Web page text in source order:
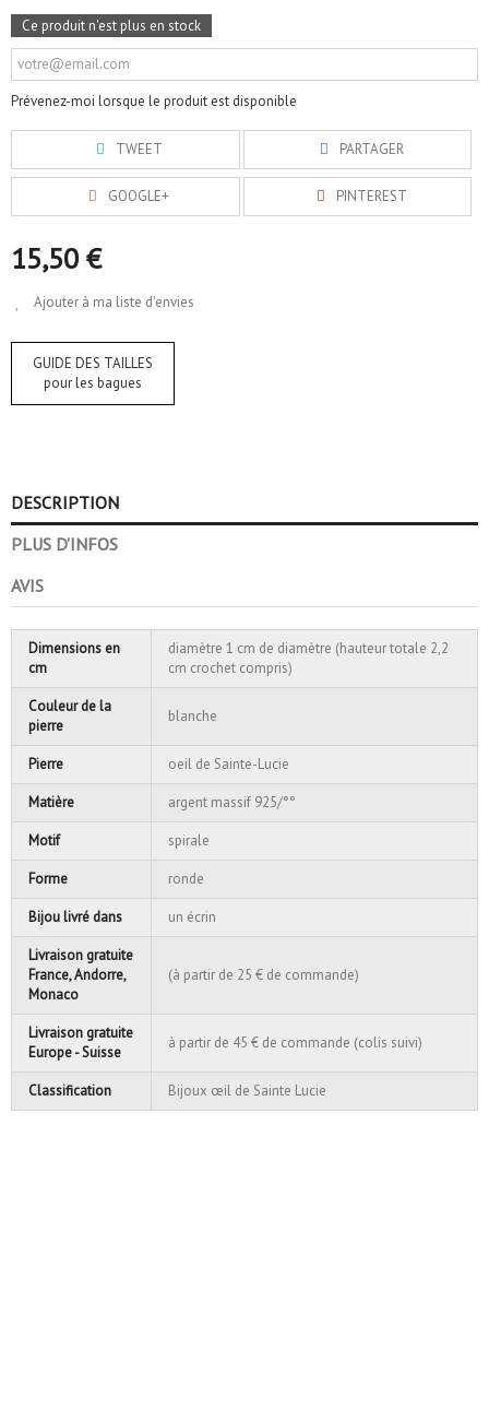
Ce produit n'est plus en stock
Prévenez-moi lorsque le produit est disponible
TWEET PARTAGER
GOOGLE+ PINTEREST
15,50 €
Ajouter à ma liste d'envies
GUIDE DES TAILLES
pour les bagues
DESCRIPTION
PLUS D'INFOS
AVIS
Dimensions en
cm
diamètre 1 cm de diamètre (hauteur totale 2,2
cm crochet compris)
Couleur de la
pierre
blanche
Pierre oeil de Sainte-Lucie
Matière argent massif 925/°°
Motif spirale
Forme ronde
Bijou livré dans un écrin
Livraison gratuite
France, Andorre,
Monaco
(à partir de 25 € de commande)
Livraison gratuite
Europe - Suisse
à partir de 45 € de commande (colis suivi)
Classification Bijoux œil de Sainte Lucie